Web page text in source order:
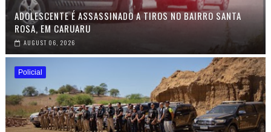
ADOLESCENTE É ASSASSINADO A TIROS NO BAIRRO SANTA
ROSA, EM CARUARU
AUGUST 06, 2026
Policial